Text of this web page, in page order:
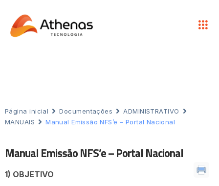
Página inicial Documentações
ADMINISTRATIVO
MANUAIS
Manual Emissão NFS’e – Portal Nacional
Manual Emissão NFS’e – Portal Nacional
1) OBJETIVO